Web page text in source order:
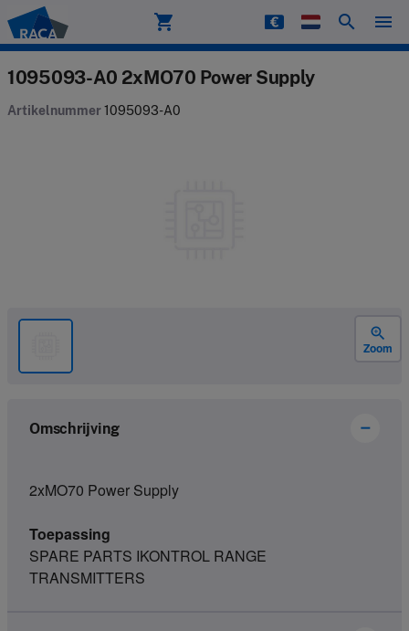
Raca shopping_cart search menu
1095093-A0 2xMO70 Power Supply
Artikelnummer1095093-A0
zoom_in
Zoom
Omschrijving
2xMO70 Power Supply
Toepassing
SPARE PARTS IKONTROL RANGE
TRANSMITTERS